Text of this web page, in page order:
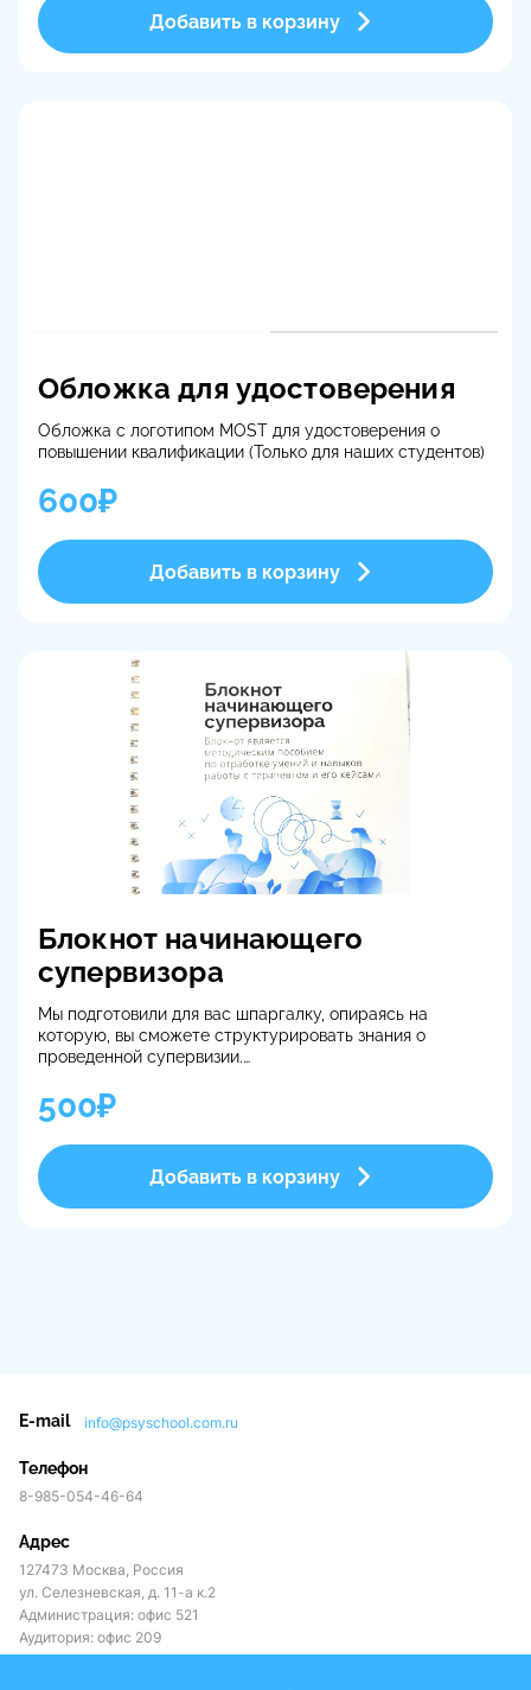
Любой номинал
Чтобы вы могли выбирать, мы сделали сертификаты с
Добавить в корзину
Обложка для удостоверения
Обложка с логотипом MOST для удостоверения о
повышении квалификации (Только для наших студентов)
600₽
Добавить в корзину
Блокнот начинающего
супервизора
Мы подготовили для вас шпаргалку, опираясь на
которую, вы сможете структурировать знания о
проведенной супервизии.
Каждый супервизор рано или поздно начинает свою
практику. И, если по началу терапевтов-клиентов
немного и кажется, что можно запомнить о каждом всё,
то через очень короткое время ситуация меняется.
Фиксировать данные
о терапевтических случаях становится просто
информацию кейса, зафиксировать личностные
ухватить детали, паузы, запечатлеть феноменологию
кейса, воспроизвести структуру личности клиента,
обнаружить чувства и эмоции в клиент-
заметить собственные переживания.
А что еще?
• Зафиксировать значимые факты кейса.
• Отследить динамику клиент-терапевтического
альянса
500₽
Добавить в корзину
Телефон
8-985-054-46-64
Адрес
127473 Москва, Россия
ул. Селезневская, д. 11-а к.2
Администрация: офис 521
Аудитория: офис 209
E-mail info@psyschool.com.ru